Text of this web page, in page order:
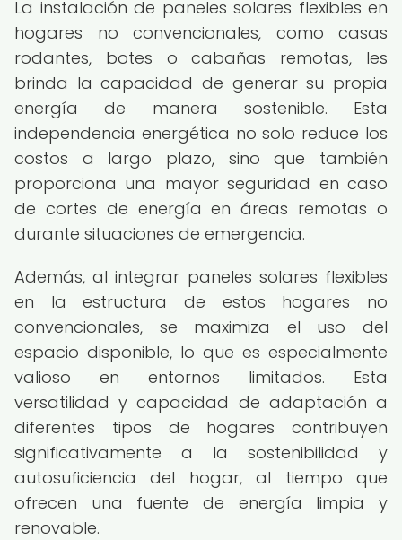
La instalación de paneles solares flexibles en
hogares no convencionales, como casas
rodantes, botes o cabañas remotas, les
brinda la capacidad de generar su propia
energía de manera sostenible. Esta
independencia energética no solo reduce los
costos a largo plazo, sino que también
proporciona una mayor seguridad en caso
de cortes de energía en áreas remotas o
durante situaciones de emergencia.
Además, al integrar paneles solares flexibles
en la estructura de estos hogares no
convencionales, se maximiza el uso del
espacio disponible, lo que es especialmente
valioso en entornos limitados. Esta
versatilidad y capacidad de adaptación a
diferentes tipos de hogares contribuyen
significativamente a la sostenibilidad y
autosuficiencia del hogar, al tiempo que
ofrecen una fuente de energía limpia y
renovable.